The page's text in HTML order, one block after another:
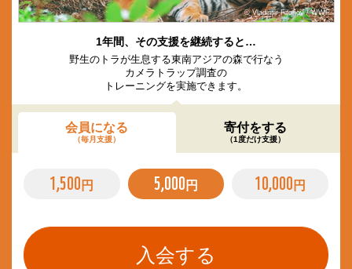
© Vladimir Filonov / WWF
1年間、その支援を継続すると…
野生のトラが生息する東南アジアの森で行なう
カメラトラップ調査の
トレーニングを実施できます。
会員になる
（毎月支援）
寄付をする
（1度だけ支援）
1,500 円 5,000 円 10,000 円